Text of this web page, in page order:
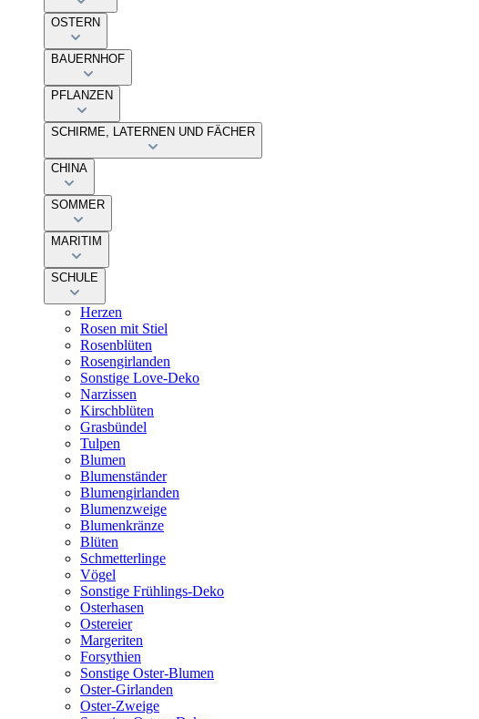
OSTERN
BAUERNHOF
PFLANZEN
SCHIRME, LATERNEN UND FÄCHER
CHINA
SOMMER
MARITIM
SCHULE
Herzen
Rosen mit Stiel
Rosenblüten
Rosengirlanden
Sonstige Love-Deko
Narzissen
Kirschblüten
Grasbündel
Tulpen
Blumen
Blumenständer
Blumengirlanden
Blumenzweige
Blumenkränze
Blüten
Schmetterlinge
Vögel
Sonstige Frühlings-Deko
Osterhasen
Ostereier
Margeriten
Forsythien
Sonstige Oster-Blumen
Oster-Girlanden
Oster-Zweige